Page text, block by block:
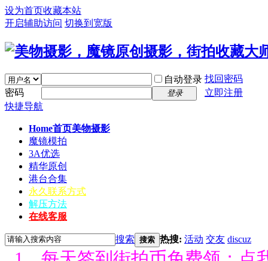
设为首页收藏本站
开启辅助访问 切换到宽版
自动登录 找回密码
密码
登录
立即注册
快捷导航
Home首页美物摄影
魔镜模拍
3A优选
精华原创
港台合集
永久联系方式
解压方法
在线客服
搜索 搜索 热搜: 活动 交友 discuz
好消息限时66元升级VIP！赠
1、每天签到街拍币免费领；点